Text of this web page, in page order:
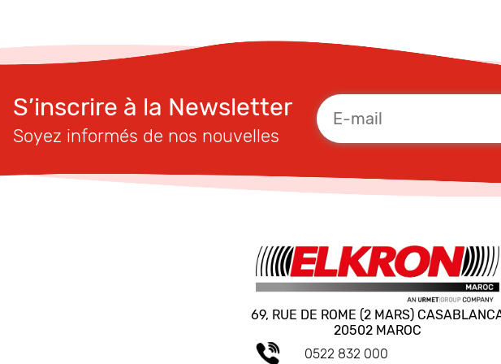
S’inscrire à la Newsletter
Soyez informés de nos nouvelles
69, RUE DE ROME (2 MARS)
20502 MAROC
0522 832 000